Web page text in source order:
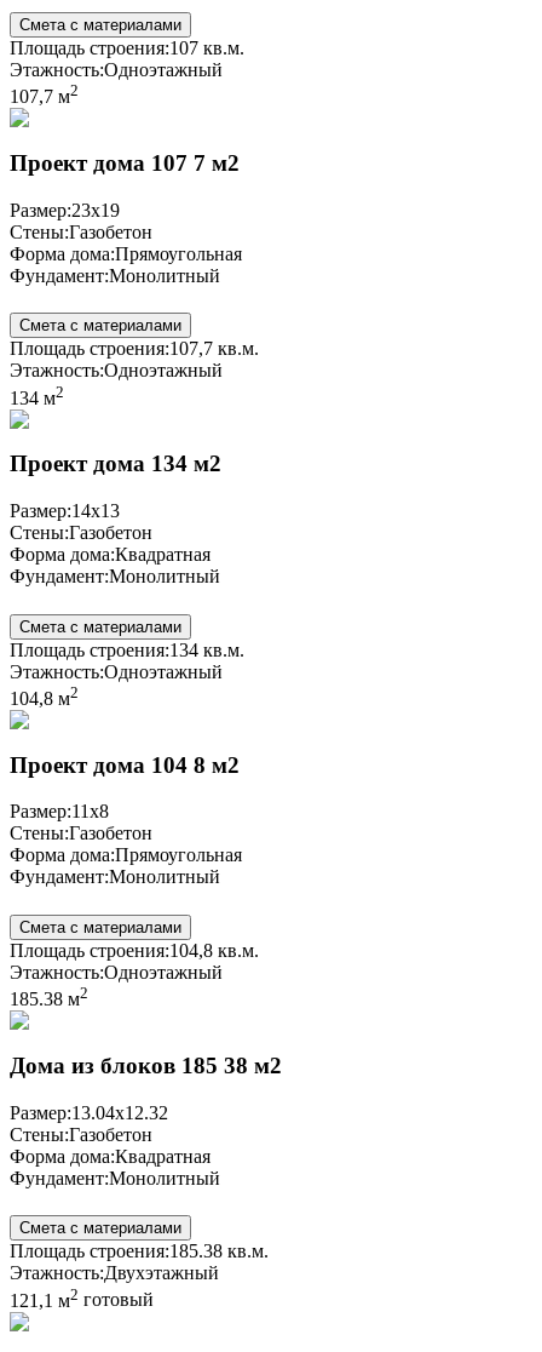
Смета с материалами
Площадь строения:107 кв.м.
Этажность:Одноэтажный
107,7 м2
Проект дома 107 7 м2
Размер:23x19
Стены:Газобетон
Форма дома:Прямоугольная
Фундамент:Монолитный
Смета с материалами
Площадь строения:107,7 кв.м.
Этажность:Одноэтажный
134 м2
Проект дома 134 м2
Размер:14x13
Стены:Газобетон
Форма дома:Квадратная
Фундамент:Монолитный
Смета с материалами
Площадь строения:134 кв.м.
Этажность:Одноэтажный
104,8 м2
Проект дома 104 8 м2
Размер:11x8
Стены:Газобетон
Форма дома:Прямоугольная
Фундамент:Монолитный
Смета с материалами
Площадь строения:104,8 кв.м.
Этажность:Одноэтажный
185.38 м2
Дома из блоков 185 38 м2
Размер:13.04x12.32
Стены:Газобетон
Форма дома:Квадратная
Фундамент:Монолитный
Смета с материалами
Площадь строения:185.38 кв.м.
Этажность:Двухэтажный
121,1 м2 готовый